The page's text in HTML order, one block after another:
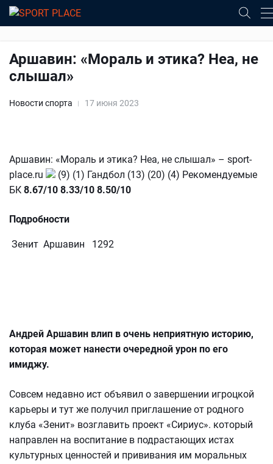
Аршавин: «Мораль и этика? Неа, не
слышал»
Новости спорта 17 июня 2023
Аршавин: «Мораль и этика? Неа, не слышал» – sport-
place.ru
(9) (1) Гандбол (13) (20) (4) Рекомендуемые
БК 8.67/10 8.33/10 8.50/10
Подробности
Зенит Аршавин 1292
Андрей Аршавин влип в очень неприятную историю,
которая может нанести очередной урон по его
имиджу.
Совсем недавно ист объявил о завершении игроцкой
карьеры и тут же получил приглашение от родного
клуба «Зенит» возглавить проект «Сириус». который
направлен на воспитание в подрастающих истах
культурных ценностей и прививания им моральных